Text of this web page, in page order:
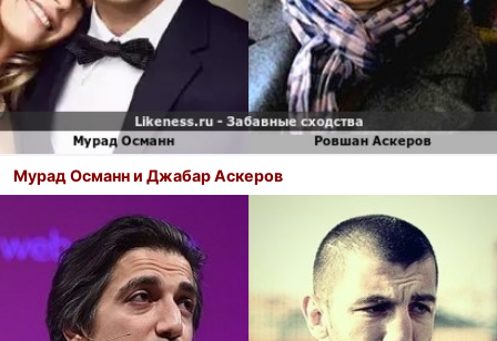
Создать сходство
Для публикации необходима авторизация
Поиск
Мурад Османн и Джабар Аскеров